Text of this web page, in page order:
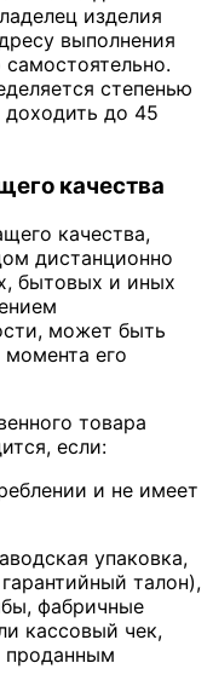
изделия
выполнения
степенью
до 45
качества
качества,
дистанционно
бытовых и иных
может быть
его
товара
если:
и не имеет
упаковка,
талон),
фабричные
кассовый чек,
проданным